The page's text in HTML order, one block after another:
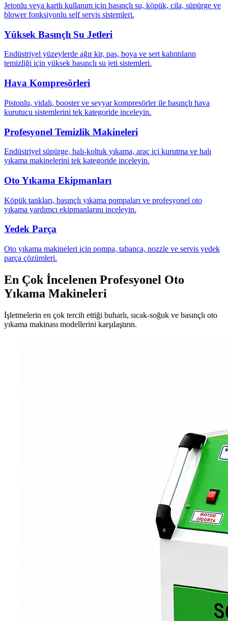
Jetonlu veya kartlı kullanım için basınçlı su, köpük, cila, süpürge ve
blower fonksiyonlu self servis sistemleri.
Yüksek Basınçlı Su Jetleri
Endüstriyel yüzeylerde ağır kir, pas, boya ve sert kalıntıların
temizliği için yüksek basınçlı su jeti sistemleri.
Hava Kompresörleri
Pistonlu, vidalı, booster ve seyyar kompresörler ile basınçlı hava
kurutucu sistemlerini tek kategoride inceleyin.
Profesyonel Temizlik Makineleri
Endüstriyel süpürge, halı-koltuk yıkama, araç içi kurutma ve halı
yıkama makinelerini tek kategoride inceleyin.
Oto Yıkama Ekipmanları
Köpük tankları, basınçlı yıkama pompaları ve profesyonel oto
yıkama yardımcı ekipmanlarını inceleyin.
Yedek Parça
Oto yıkama makineleri için pompa, tabanca, nozzle ve servis yedek
parça çözümleri.
En Çok İncelenen Profesyonel Oto
Yıkama Makineleri
İşletmelerin en çok tercih ettiği buharlı, sıcak-soğuk ve basınçlı oto
yıkama makinası modellerini karşılaştırın.